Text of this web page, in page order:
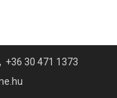
+36 30 471 1373